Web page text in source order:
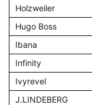
Holzweiler
Hugo Boss
Ibana
Infinity
Ivyrevel
J.LINDEBERG